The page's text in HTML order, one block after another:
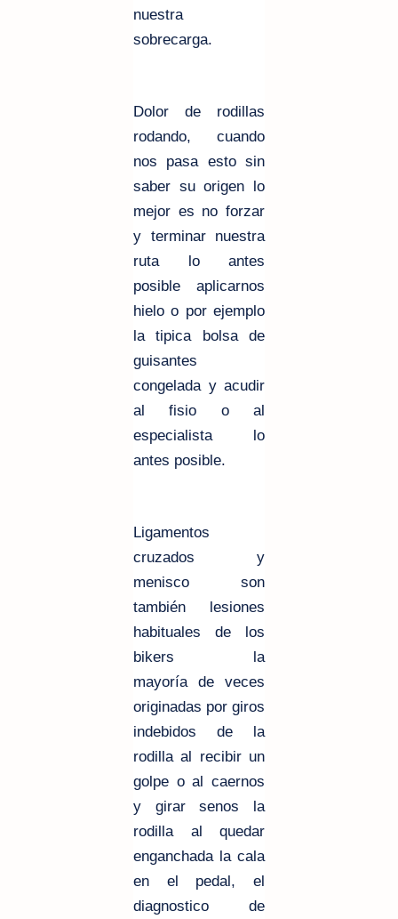
nuestra
sobrecarga.
Dolor de rodillas
rodando, cuando
nos pasa esto sin
saber su origen lo
mejor es no forzar
y terminar nuestra
ruta lo antes
posible aplicarnos
hielo o por ejemplo
la tipica bolsa de
guisantes
congelada y acudir
al fisio o al
especialista lo
antes posible.
Ligamentos
cruzados y
menisco son
también lesiones
habituales de los
bikers la
mayoríade veces
originadas por giros
indebidos de la
rodilla al recibir un
golpe o al caernos
y girar senos la
rodilla al quedar
enganchada la cala
en el pedal, el
diagnostico de